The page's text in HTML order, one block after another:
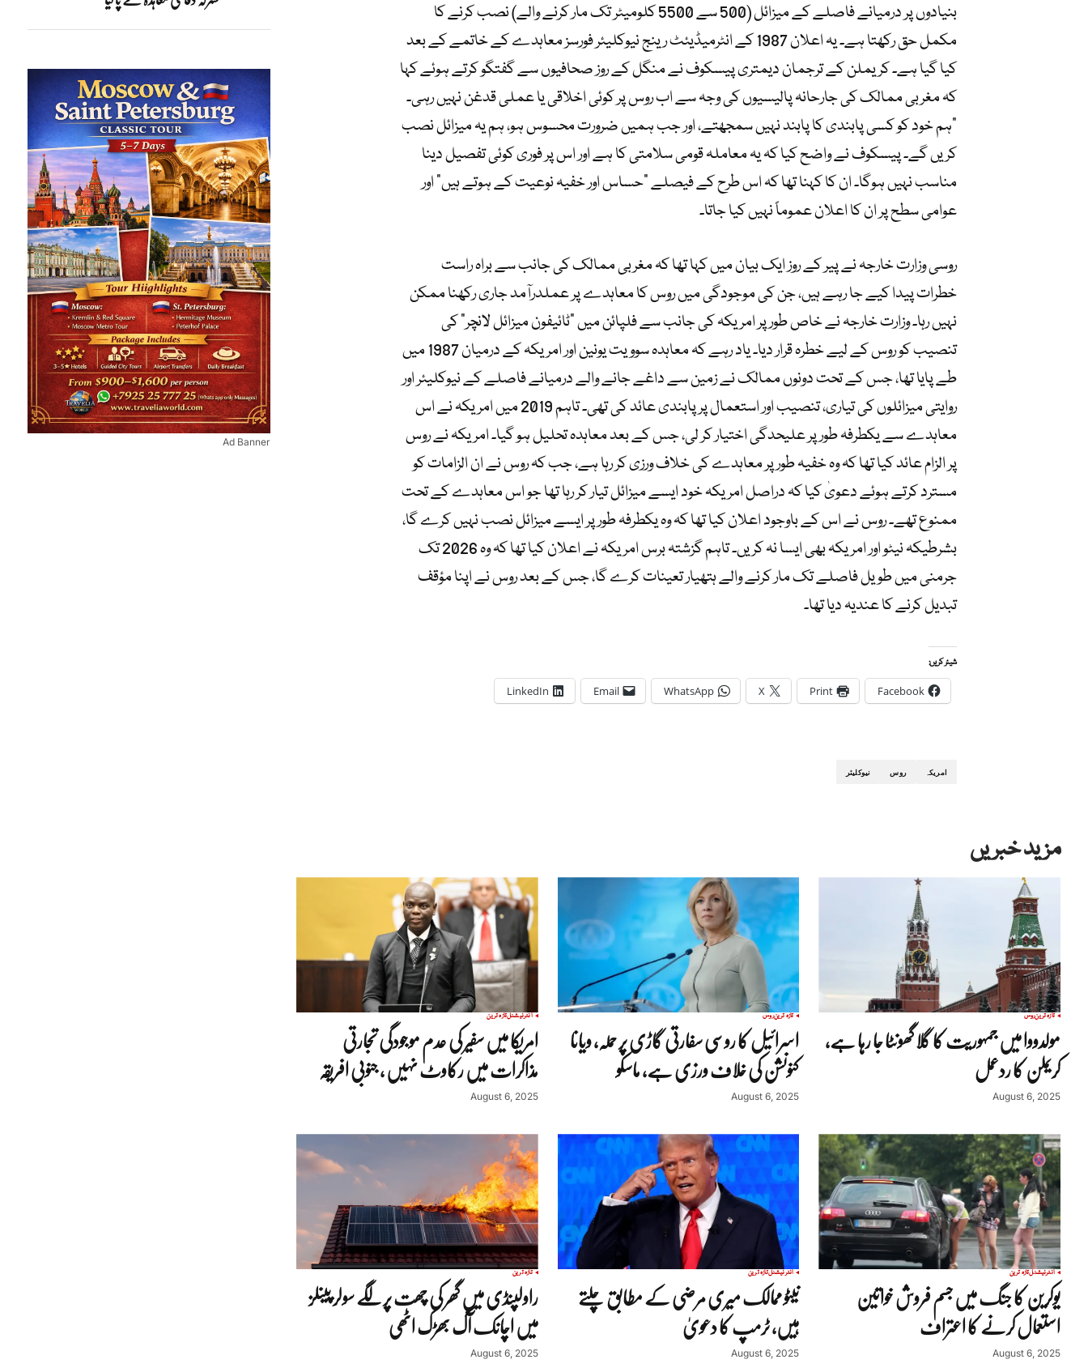
بنیادوں پر درمیانے فاصلے کے میزائل (500 سے 5500 کلومیٹر تک مار کرنے والے) نصب کرنے کا
مکمل حق رکھتا ہے۔ یہ اعلان 1987 کے انٹرمیڈیئٹ رینج نیوکلیئر فورسز معاہدے کے خاتمے کے بعد
کیا گیا ہے۔ کریملن کے ترجمان دیمتری پیسکوف نے منگل کے روز صحافیوں سے گفتگو کرتے ہوئے کہا
کہ مغربی ممالک کی جارحانہ پالیسیوں کی وجہ سے اب روس پر کوئی اخلاقی یا عملی قدغن نہیں رہی۔
“ہم خود کو کسی پابندی کا پابند نہیں سمجھتے، اور جب ہمیں ضرورت محسوس ہو، ہم یہ میزائل نصب
کریں گے۔ پیسکوف نے واضح کیا کہ یہ معاملہ قومی سلامتی کا ہے اور اس پر فوری کوئی تفصیل دینا
مناسب نہیں ہوگا۔ ان کا کہنا تھا کہ اس طرح کے فیصلے “حساس اور خفیہ نوعیت کے ہوتے ہیں” اور
عوامی سطح پر ان کا اعلان عموماً نہیں کیا جاتا۔
روسی وزارت خارجہ نے پیر کے روز ایک بیان میں کہا تھا کہ مغربی ممالک کی جانب سے براہ راست
خطرات پیدا کیے جا رہے ہیں، جن کی موجودگی میں روس کا معاہدے پر عملدرآمد جاری رکھنا ممکن
نہیں رہا۔ وزارت خارجہ نے خاص طور پر امریکہ کی جانب سے فلپائن میں “ٹائيفون میزائل لانچر” کی
تنصیب کو روس کے لیے خطرہ قرار دیا۔ یاد رہے کہ معاہدہ سوویت یونین اور امریکہ کے درمیان 1987 میں
طے پایا تھا، جس کے تحت دونوں ممالک نے زمین سے داغے جانے والے درمیانے فاصلے کے نیوکلیئر اور
روایتی میزائلوں کی تیاری، تنصیب اور استعمال پر پابندی عائد کی تھی۔ تاہم 2019 میں امریکہ نے اس
معاہدے سے یکطرفہ طور پر علیحدگی اختیار کر لی، جس کے بعد معاہدہ تحلیل ہو گیا۔ امریکہ نے روس
پر الزام عائد کیا تھا کہ وہ خفیہ طور پر معاہدے کی خلاف ورزی کر رہا ہے، جب کہ روس نے ان الزامات کو
مسترد کرتے ہوئے دعویٰ کیا کہ دراصل امریکہ خود ایسے میزائل تیار کر رہا تھا جو اس معاہدے کے تحت
ممنوع تھے۔ روس نے اس کے باوجود اعلان کیا تھا کہ وہ یکطرفہ طور پر ایسے میزائل نصب نہیں کرے گا،
بشرطیکہ نیٹو اور امریکہ بھی ایسا نہ کریں۔ تاہم گزشتہ برس امریکہ نے اعلان کیا تھا کہ وہ 2026 تک
جرمنی میں طویل فاصلے تک مار کرنے والے ہتھیار تعینات کرے گا، جس کے بعد روس نے اپنا مؤقف
تبدیل کرنے کا عندیہ دیا تھا۔
شیئر کریں:
Facebook
Print
X
WhatsApp
Email
LinkedIn
امریکہ روس نیوکلیئر
مزید خبریں
تازہ ترینروس
مولدووا میں جمہوریت کا گلا گھونٹا جا رہا ہے،
کریملن کا ردعمل
August 6, 2025
تازہ ترینروس
اسرائیل کا روسی سفارتی گاڑی پر حملہ، ویانا
کنونشن کی خلاف ورزی ہے، ماسکو
August 6, 2025
انٹرنیشنلتازہ ترین
امریکا میں سفیر کی عدم موجودگی تجارتی
مذاکرات میں رکاوٹ نہیں ، جنوبی افریقہ
August 6, 2025
انٹرنیشنلتازہ ترین
یوکرین کا جنگ میں جسم فروش خواتین
استعمال کرنے کا اعتراف
August 6, 2025
انٹرنیشنلتازہ ترین
نیٹو ممالک میری مرضی کے مطابق چلتے
ہیں، ٹرمپ کا دعویٰ
August 6, 2025
تازہ ترین
راولپنڈی میں گھر کی چھت پر لگے سولر پینلز
میں اچانک آگ بھڑک اٹھی
August 6, 2025
Ad Banner